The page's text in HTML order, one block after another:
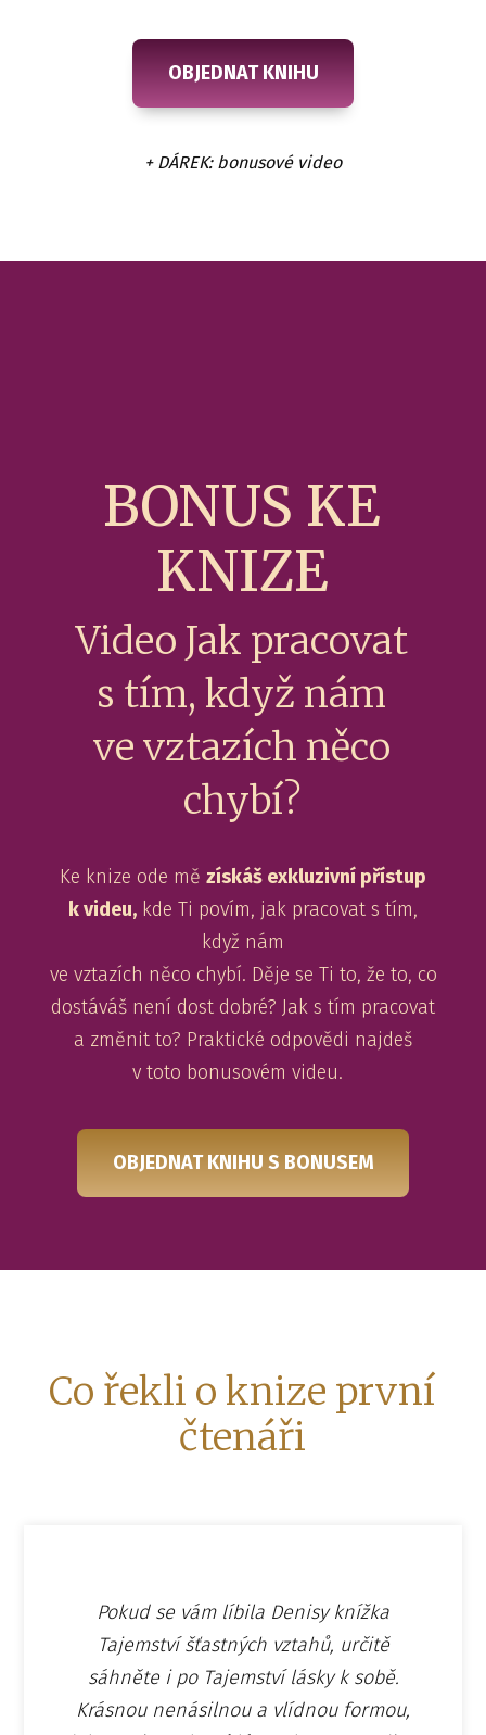
OBJEDNAT KNIHU
+ DÁREK: bonusové video
BONUS KE
KNIZE
Video Jak pracovat
s tím, když nám
ve vztazích něco
chybí?
Ke knize ode mě získáš exkluzivní přístup
k videu, kde Ti povím, jak pracovat s tím,
když nám
ve vztazích něco chybí. Děje se Ti to, že to, co
dostáváš není dost dobré? Jak s tím pracovat
a změnit to? Praktické odpovědi najdeš
v toto bonusovém videu.
OBJEDNAT KNIHU S BONUSEM
Co řekli o knize první
čtenáři
Pokud se vám líbila Denisy knížka
Tajemství šťastných vztahů, určitě
sáhněte i po Tajemství lásky k sobě.
Krásnou nenásilnou a vlídnou formou,